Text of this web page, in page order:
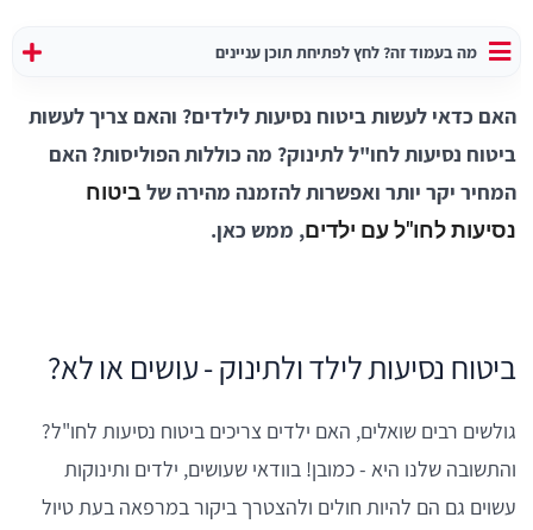
מה בעמוד זה? לחץ לפתיחת תוכן עניינים
האם כדאי לעשות ביטוח נסיעות לילדים? והאם צריך לעשות
ביטוח נסיעות לחו"ל לתינוק? מה כוללות הפוליסות? האם
המחיר יקר יותר ואפשרות להזמנה מהירה של ביטוח
נסיעות לחו"ל עם ילדים, ממש כאן.
ביטוח נסיעות לילד ולתינוק - עושים או לא?
גולשים רבים שואלים, האם ילדים צריכים ביטוח נסיעות לחו"ל?
והתשובה שלנו היא - כמובן! בוודאי שעושים, ילדים ותינוקות
עשוים גם הם להיות חולים ולהצטרך ביקור במרפאה בעת טיול